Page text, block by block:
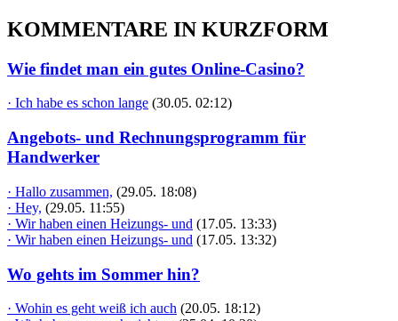
KOMMENTARE IN KURZFORM
Wie findet man ein gutes Online-Casino?
· Ich habe es schon lange (30.05. 02:12)
Angebots- und Rechnungsprogramm für
Handwerker
· Hallo zusammen, (29.05. 18:08)
· Hey, (29.05. 11:55)
· Wir haben einen Heizungs- und (17.05. 13:33)
· Wir haben einen Heizungs- und (17.05. 13:32)
Wo gehts im Sommer hin?
· Wohin es geht weiß ich auch (20.05. 18:12)